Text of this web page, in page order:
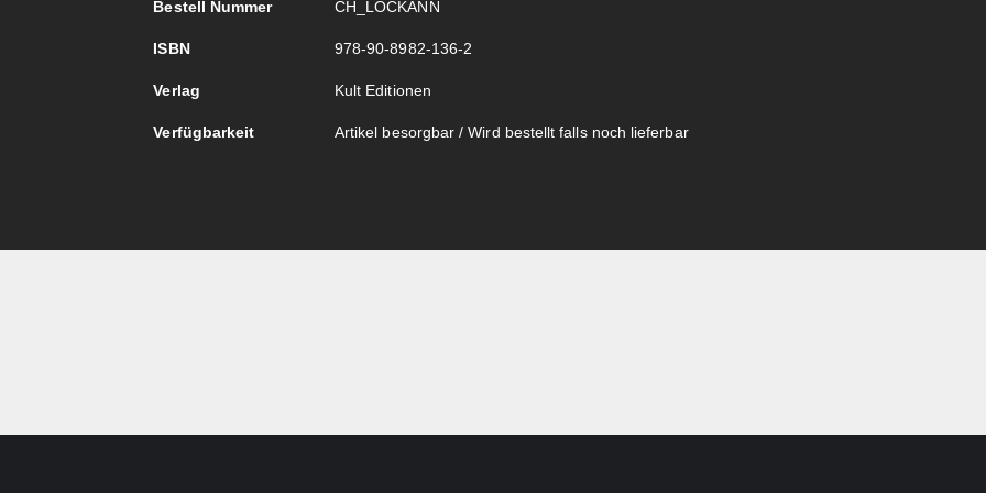
Bestell Nummer CH_LOCKANN
ISBN 978-90-8982-136-2
Verlag Kult Editionen
Verfügbarkeit Artikel besorgbar / Wird bestellt falls noch lieferbar